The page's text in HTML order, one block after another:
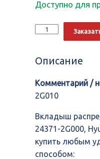
Доступно для
Количество
Вкладыш
G4KE,
2G000,
Hyundai/Kia
Описание
Комментарий /
2G010
Вкладыш
24371-2G000,
купить любым
способом: